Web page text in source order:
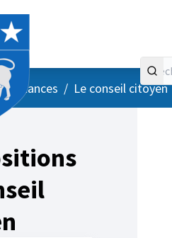
instances / Le conseil citoyen